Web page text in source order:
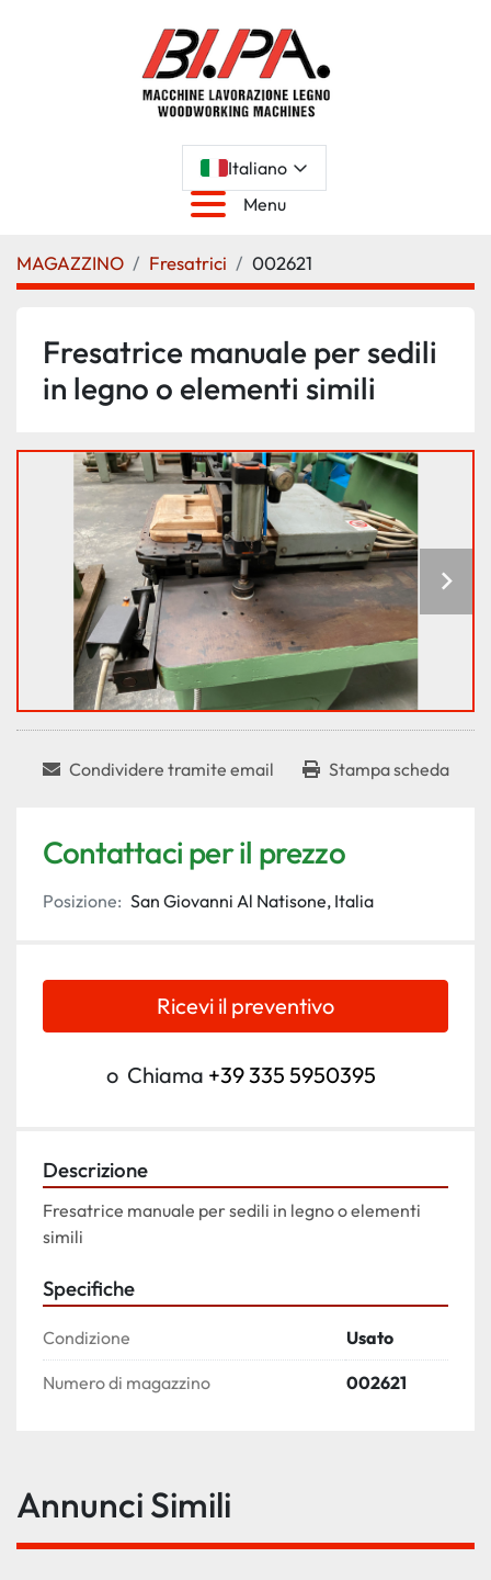
Italiano
Menu
MAGAZZINO Fresatrici 002621
Fresatrice manuale per sedili
in legno o elementi simili
Condividere tramite email Stampa scheda
Contattaci per il prezzo
Posizione: San Giovanni Al Natisone, Italia
Ricevi il preventivo
o Chiama +39 335 5950395
Descrizione
Fresatrice manuale per sedili in legno o elementi
simili
Specifiche
Condizione Usato
Numero di magazzino 002621
Annunci Simili